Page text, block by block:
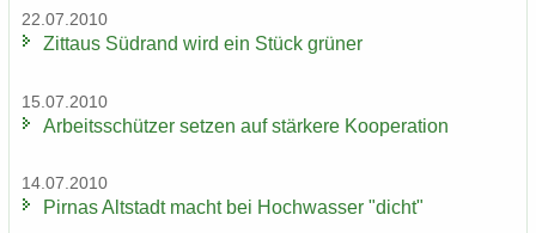
22.07.2010
Zit­taus Süd­rand wird ein Stück grü­ner
15.07.2010
Ar­beits­schüt­zer set­zen auf stär­ke­re Ko­ope­ra­ti­on
14.07.2010
Pirnas Alt­stadt macht bei Hoch­was­ser "dicht"